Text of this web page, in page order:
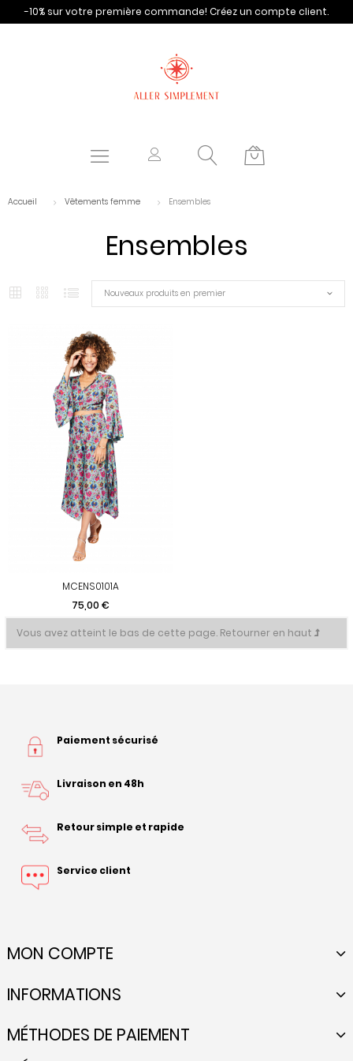
-10% sur votre première commande! Créez un compte client.
Accueil Vêtements femme Ensembles
Ensembles
Nouveaux produits en premier
MCENS0101A
Prix
75,00 €
Vous avez atteint le bas de cette page. Retourner en haut
Paiement sécurisé
Livraison en 48h
Retour simple et rapide
Service client
MON COMPTE
INFORMATIONS
MÉTHODES DE PAIEMENT